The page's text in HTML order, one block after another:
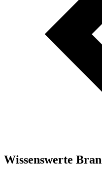
Wissenswerte